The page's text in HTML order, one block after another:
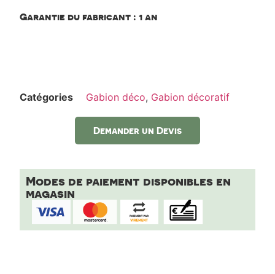
Garantie du fabricant : 1 an
Catégories Gabion déco, Gabion décoratif
Demander un Devis
Modes de paiement disponibles en
magasin